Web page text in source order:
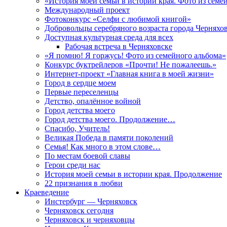
Международный проект
Фотоконкурс «Селфи с любимой книгой»
Добровольцы серебряного возраста города
Доступная культурная среда для всех
Рабочая встреча в Черняховске
«Я помню! Я горжусь! Фото из семейного альбома»
Конкурс буктрейлеров «Прочти! Не пожалеешь.»
Интернет-проект «Главная книга в моей жизни»
Город в сердце моем
Первые переселенцы
Детство, опалённое войной
Город детства моего
Город детства моего. Продолжение…
Спасибо, Учитель!
Великая Победа в памяти поколений
Семья! Как много в этом слове…
По местам боевой славы
Герои среди нас
История моей семьи в истории края. Продолжение
22 признания в любви
Краеведение
Инстербург — Черняховск
Черняховск сегодня
Черняховск и черняховцы